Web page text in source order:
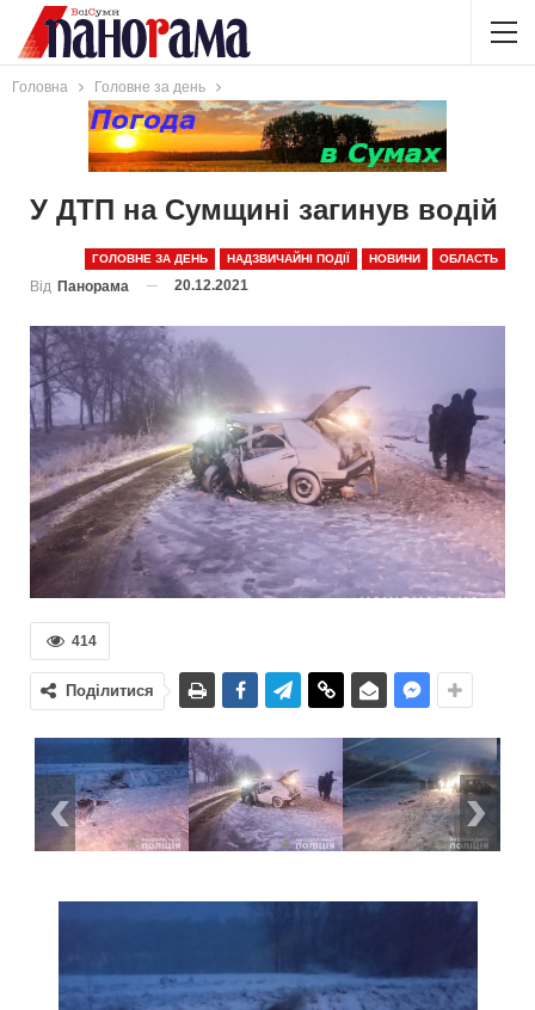
Головна Головне за день
У ДТП на Сумщині загинув водій
ГОЛОВНЕ ЗА ДЕНЬ НАДЗВИЧАЙНІ ПОДІЇ НОВИНИ ОБЛАСТЬ
Від Панорама 20.12.2021
414
Поділитися